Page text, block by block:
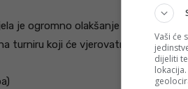
je ogromno olakšanje navijačima
turniru koji će vjerovatno biti kruna
Vaši će
dijeliti